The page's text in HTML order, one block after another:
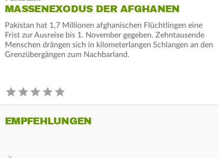
MASSENEXODUS DER AFGHANEN
Pakistan hat 1,7 Millionen afghanischen Flüchtlingen eine
Frist zur Ausreise bis 1. November gegeben. Zehntausende
Menschen drängen sich in kilometerlangen Schlangen an den
Grenzübergängen zum Nachbarland.
EMPFEHLUNGEN